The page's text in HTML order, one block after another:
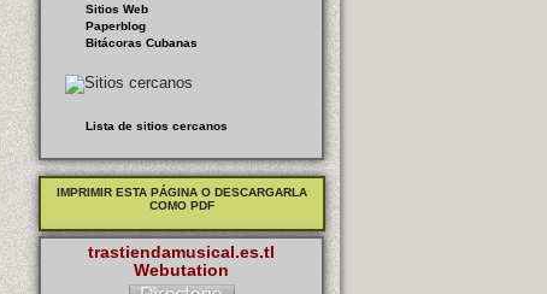
Sitios Web
Paperblog
Bitácoras Cubanas
Lista de sitios cercanos
IMPRIMIR ESTA PÁGINA O DESCARGARLA
COMO PDF
trastiendamusical.es.tl
Webutation